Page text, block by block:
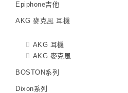
Epiphone吉他
AKG 麥克風 耳機
AKG 耳機
AKG 麥克風
BOSTON系列
Dixon系列